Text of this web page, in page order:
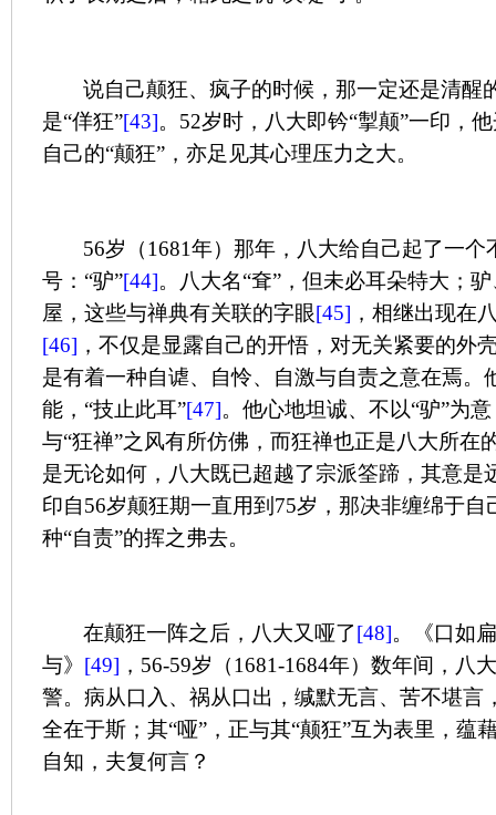
说自己颠狂、疯子的时候，那一定还是清醒
是“佯狂”[43]。 52岁时，八大即钤“掣颠”一印，
自己的“颠狂”，亦足见其心理压力之大。
56岁（1681年）那年，八大给自己起了一个
号：“驴”[44]。八大名“耷”，但未必耳朵特大；
屋，这些与禅典有关联的字眼[45] ，相继出现在
[46] ，不仅是显露自己的开悟，对无关紧要的外
是有着一种自谑、自怜、自激与自责之意在焉。
能，“技止此耳”[47]。他心地坦诚、不以“驴”为
与“狂禅”之风有所仿佛，而狂禅也正是八大所在
是无论如何，八大既已超越了宗派筌蹄，其意是
印自56岁颠狂期一直用到 75岁，那决非缠绵于自
种“自责”的挥之弗去。
在颠狂一阵之后，八大又哑了[48]。《口如
与》 [49] ， 56-59岁（1681-1684年）数年间，八
警。病从口入、祸从口出，缄默无言、苦不堪言
全在于斯；其“哑”，正与其“颠狂”互为表里，蕴
自知，夫复何言？